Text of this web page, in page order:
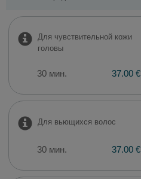
Для чувствительной кожи
головы
30 мин. 37.00 €
Для вьющихся волос
30 мин. 37.00 €